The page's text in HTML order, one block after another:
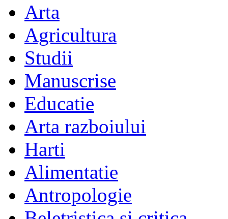
Arta
Agricultura
Studii
Manuscrise
Educatie
Arta razboiului
Harti
Alimentatie
Antropologie